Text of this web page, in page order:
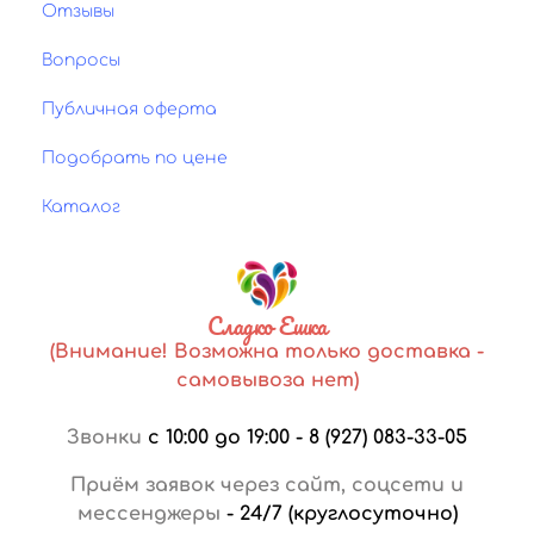
Отзывы
Вопросы
Публичная оферта
Подобрать по цене
Каталог
Сладко Ешка
(Внимание! Возможна только доставка -
самовывоза нет)
Звонки с 10:00 до 19:00 - 8 (927) 083-33-05
Приём заявок через сайт, соцсети и
мессенджеры - 24/7 (круглосуточно)